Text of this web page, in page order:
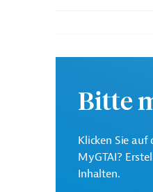
Tanzania National
Bitte
Klicken Sie auf
MyGTAI?
Inhalten.